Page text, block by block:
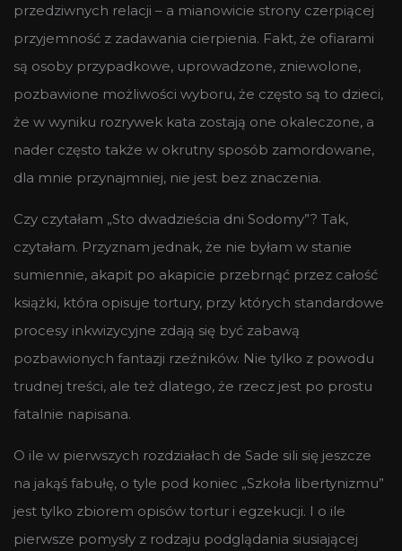
przedziwnych relacji – a mianowicie strony czerpiącej
przyjemność z zadawania cierpienia. Fakt, że ofiarami
są osoby przypadkowe, uprowadzone, zniewolone,
pozbawione możliwości wyboru, że często są to dzieci,
że w wyniku rozrywek kata zostają one okaleczone, a
nader często także w okrutny sposób zamordowane,
dla mnie przynajmniej, nie jest bez znaczenia.
Czy czytałam „Sto dwadzieścia dni Sodomy”? Tak,
czytałam. Przyznam jednak, że nie byłam w stanie
sumiennie, akapit po akapicie przebrnąć przez całość
książki, która opisuje tortury, przy których standardowe
procesy inkwizycyjne zdają się być zabawą
pozbawionych fantazji rzeźników. Nie tylko z powodu
trudnej treści, ale też dlatego, że rzecz jest po prostu
fatalnie napisana.
O ile w pierwszych rozdziałach de Sade sili się jeszcze
na jakąś fabułę, o tyle pod koniec „Szkoła libertynizmu”
jest tylko zbiorem opisów tortur i egzekucji. I o ile
pierwsze pomysły z rodzaju podglądania siusiającej